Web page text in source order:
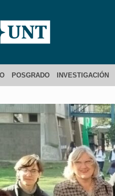
POSGRADO INVESTIGACIÓN